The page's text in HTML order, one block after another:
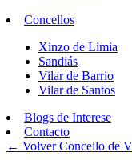
Concellos
Xinzo de Limia
Sandiás
Vilar de Barrio
Vilar de Santos
Blogs de Interese
Contacto
← VolverConcello de